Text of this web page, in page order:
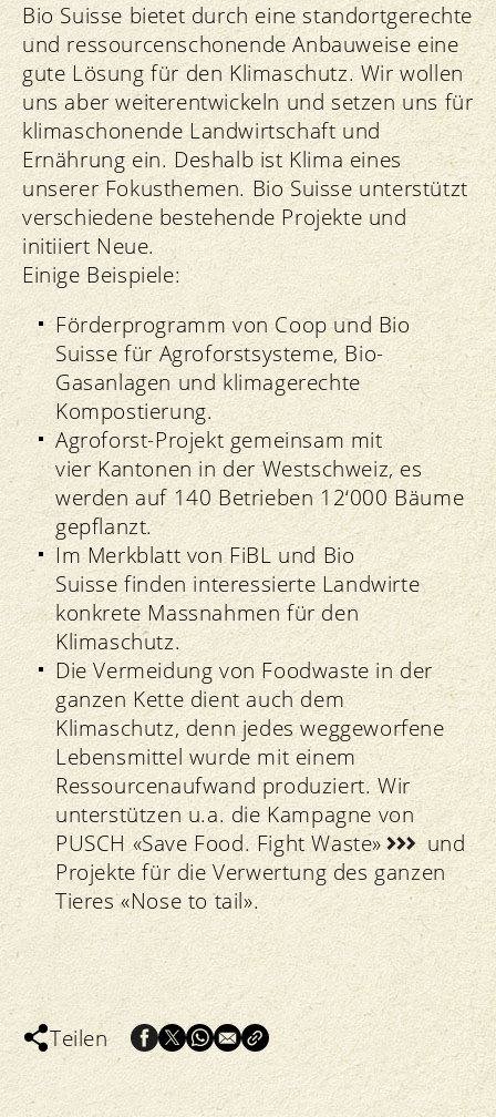
Bio Suisse bietet durch eine standortgerechte
und ressourcenschonende Anbauweise eine
gute Lösung für den Klimaschutz. Wir wollen
uns aber weiterentwickeln und setzen uns für
klimaschonende Landwirtschaft und
Ernährung ein. Deshalb ist Klima eines
unserer Fokusthemen. Bio Suisse unterstützt
verschiedene bestehende Projekte und
initiiert Neue.
Einige Beispiele:
Förderprogramm von Coop und Bio
Suisse für Agroforstsysteme, Bio-
Gasanlagen und klimagerechte
Kompostierung.
Agroforst-Projekt gemeinsam mit
vier Kantonen in der Westschweiz, es
werden auf 140 Betrieben 12‘000 Bäume
gepflanzt.
Im Merkblatt von FiBL und Bio
Suisse finden interessierte Landwirte
konkrete Massnahmen für den
Klimaschutz.
Die Vermeidung von Foodwaste in der
ganzen Kette dient auch dem
Klimaschutz, denn jedes weggeworfene
Lebensmittel wurde mit einem
Ressourcenaufwand produziert. Wir
unterstützen u.a. die Kampagne von
PUSCH «Save Food. Fight Waste»
und
Projekte für die Verwertung des ganzen
Tieres «Nose to tail».
Teilen